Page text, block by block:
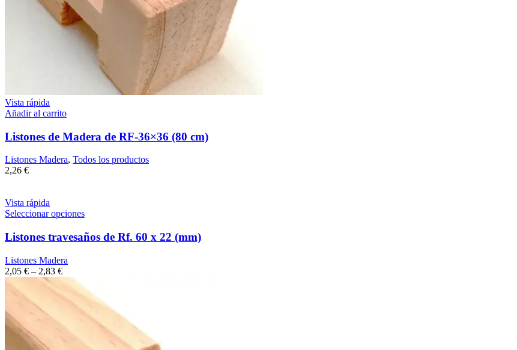
Vista rápida
Añadir al carrito
Listones de Madera de RF-36×36 (80 cm)
Listones Madera, Todos los productos
2,26 €
Vista rápida
Seleccionar opciones
Listones travesaños de Rf. 60 x 22 (mm)
Listones Madera
2,05 € – 2,83 €